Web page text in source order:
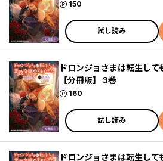
150
ポイント
試し読み
ドロンジョさまは転生して
【分冊版】 3巻
160
ポイント
試し読み
ドロンジョさまは転生して